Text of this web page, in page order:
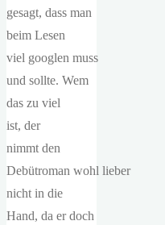
gesagt, dass man
beim Lesen
viel googlen muss
und sollte. Wem
das zu viel
ist, der
nimmt den
Debütroman wohl lieber
nicht in die
Hand, da er doch